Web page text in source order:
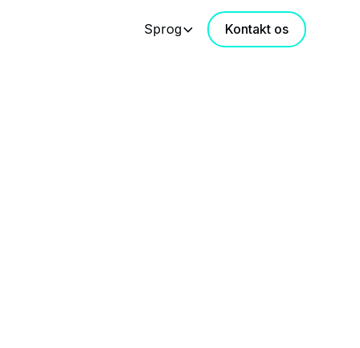
Sprog Kontakt os